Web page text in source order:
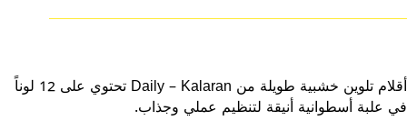
أقلام تلوين خشبية طويلة من Daily – Kalaran تحتوي على 12 لوناً
في علبة أسطوانية أنيقة لتنظيم عملي وجذاب.